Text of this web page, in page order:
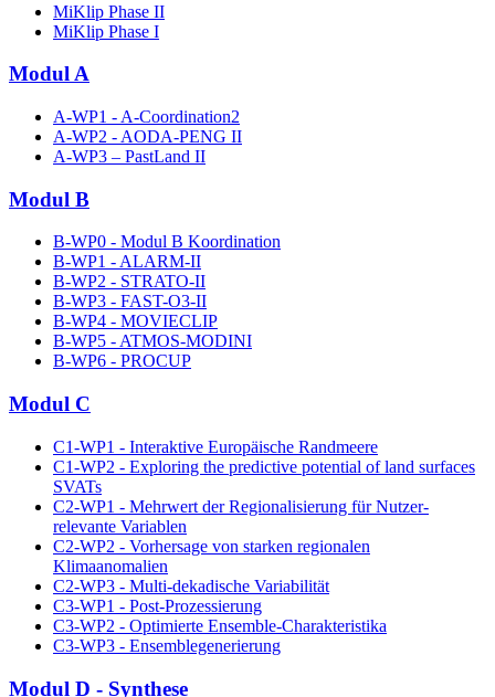
MiKlip Phase II
MiKlip Phase I
Modul A
A-WP1 - A-Coordination2
A-WP2 - AODA-PENG II
A-WP3 – PastLand II
Modul B
B-WP0 - Modul B Koordination
B-WP1 - ALARM-II
B-WP2 - STRATO-II
B-WP3 - FAST-O3-II
B-WP4 - MOVIECLIP
B-WP5 - ATMOS-MODINI
B-WP6 - PROCUP
Modul C
C1-WP1 - Interaktive Europäische Randmeere
C1-WP2 - Exploring the predictive potential of land surfaces
SVATs
C2-WP1 - Mehrwert der Regionalisierung für Nutzer-
relevante Variablen
C2-WP2 - Vorhersage von starken regionalen
Klimaanomalien
C2-WP3 - Multi-dekadische Variabilität
C3-WP1 - Post-Prozessierung
C3-WP2 - Optimierte Ensemble-Charakteristika
C3-WP3 - Ensemblegenerierung
Modul D - Synthese